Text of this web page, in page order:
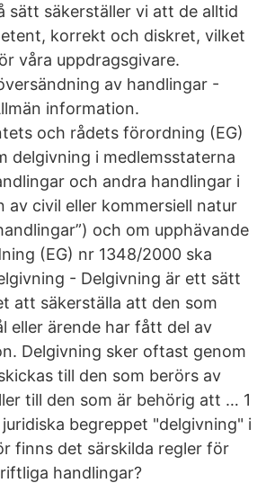
sätt säkerställer vi att de alltid
korrekt och diskret, vilket
våra uppdragsgivare.
av handlingar -
information.
och rådets förordning (EG)
delgivning i medlemsstaterna
och andra handlingar i
av civil eller kommersiell natur
och om upphävande
(EG) nr 1348/2000 ska
- Delgivning är ett sätt
att säkerställa att den som
eller ärende har fått del av
Delgivning sker oftast genom
till den som berörs av
till den som är behörig att … 1
begreppet "delgivning" i
finns det särskilda regler för
handlingar?